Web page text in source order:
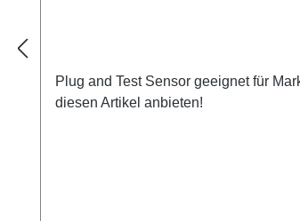
Plug and Test Sensor geeignet für
diesen Artikel anbieten!